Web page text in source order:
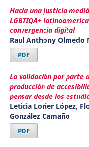
Hacia una justicia
LGBTIQA+
convergencia digital
Raul Anthony Olmedo
PDF
La validación por parte
producción de
pensar desde los
Leticia Lorier López,
González Camaño
PDF